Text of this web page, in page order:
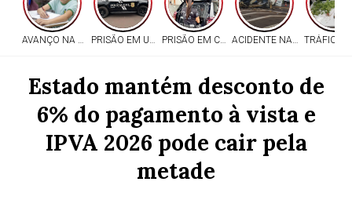
AVANÇO NA EDUCAÇÃOPRISÃO EM UMUARAMAPRISÃO EM CASCAVELACIDENTE NA PR-323TRÁFICO
Estado mantém desconto de
6% do pagamento à vista e
IPVA 2026 pode cair pela
metade